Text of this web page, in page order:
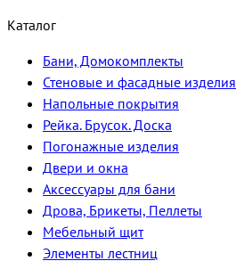
Каталог
Бани, Домокомплекты
Стеновые и фасадные изделия
Напольные покрытия
Рейка. Брусок. Доска
Погонажные изделия
Двери и окна
Аксессуары для бани
Дрова, Брикеты, Пеллеты
Мебельный щит
Элементы лестниц